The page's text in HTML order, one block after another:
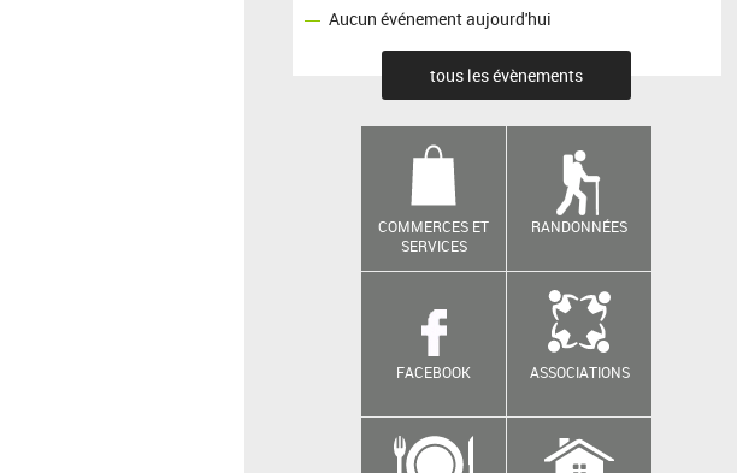
Aucun événement aujourd'hui
tous les évènements
COMMERCES ET
SERVICES
RANDONNÉES
FACEBOOK ASSOCIATIONS